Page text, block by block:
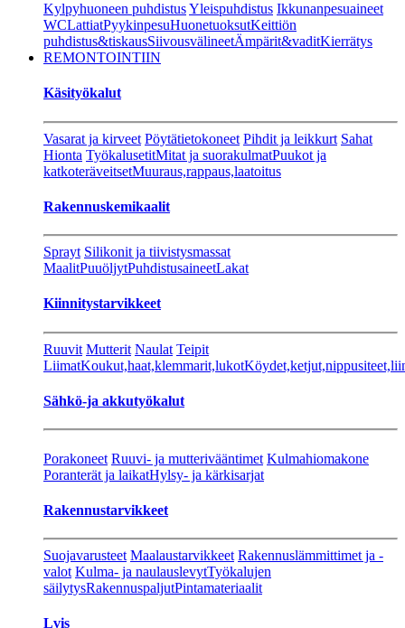
Kylpyhuoneen puhdistusYleispuhdistus Ikkunanpesuaineet
WCLattiatPyykinpesuHuonetuoksutKeittiön
puhdistus&tiskausSiivousvälineetÄmpärit&vaditKierrätys
REMONTOINTIIN
Käsityökalut
Vasarat ja kirveet Pöytätietokoneet Pihdit ja leikkurt Sahat
Hionta TyökalusetitMitat ja suorakulmatPuukot ja
katkoteräveitsetMuuraus,rappaus,laatoitus
Rakennuskemikaalit
Sprayt Silikonit ja tiivistysmassat
MaalitPuuöljytPuhdistusaineetLakat
Kiinnitystarvikkeet
Ruuvit Mutterit Naulat Teipit
LiimatKoukut,haat,klemmarit,lukot
Sähkö-ja akkutyökalut
Porakoneet Ruuvi- ja mutterivääntimet Kulmahiomakone
Poranterät ja laikatHylsy- ja kärkisarjat
Rakennustarvikkeet
Suojavarusteet Maalaustarvikkeet Rakennuslämmittimet ja -
valot Kulma- ja naulauslevytTyökalujen
säilytysRakennuspaljutPintamateriaalit
Lvis